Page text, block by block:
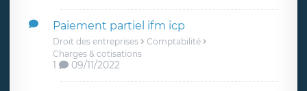
Paiement partiel ifm icp
Droit des entreprises
Comptabilité
Charges & cotisations
1 09/11/2022